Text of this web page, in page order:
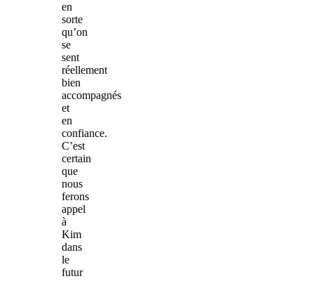
en
sorte
qu’on
se
sent
réellement
bien
accompagnés
et
en
confiance.
C’est
certain
que
nous
ferons
appel
à
Kim
dans
le
futur